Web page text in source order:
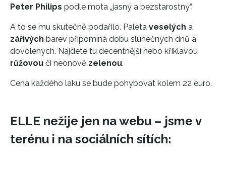
Peter Philips podle mota „jasný a bezstarostný“.
A to se mu skutečně podařilo. Paleta veselých a
zářivých barev připomíná dobu slunečných dnů a
dovolených. Najdete tu decentnější nebo křiklavou
růžovou či neonově zelenou.
Cena každého laku se bude pohybovat kolem 22 euro.
ELLE nežije jen na webu – jsme v
terénu i na sociálních sítích: